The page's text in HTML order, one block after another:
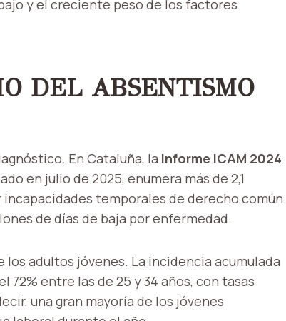
y el creciente peso de los factores
DEL ABSENTISMO
En Cataluña, la Informe ICAM 2024
en julio de 2025, enumera más de 2,1
temporales de derecho común.
de días de baja por enfermedad.
adultos jóvenes. La incidencia acumulada
72% entre las de 25 y 34 años, con tasas
una gran mayoría de los jóvenes